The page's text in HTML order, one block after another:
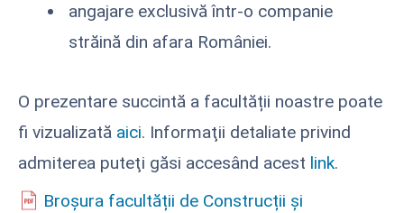
angajare exclusivă într-o companie
străină din afara României.
O prezentare succintă a facultății noastre poate
fi vizualizată aici. Informaţii detaliate privind
admiterea puteţi găsi accesând acest link.
Broșura facultății de Construcții și